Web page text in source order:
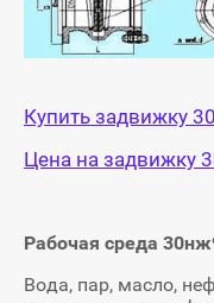
Купить задвижку
Цена на задвижку
Рабочая среда
Вода, пар, масло,